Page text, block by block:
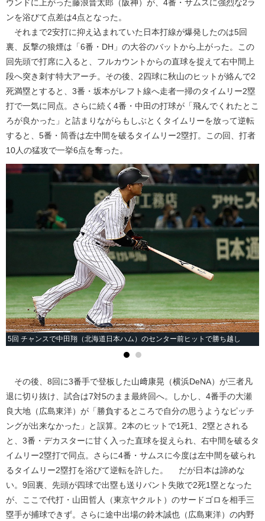
ウンドに上がった藤浪晋太郎（阪神）が、4番・サムスに強烈な2ラ
ンを浴びて点差は4点となった。
それまで2安打に抑え込まれていた日本打線が爆発したのは5回
裏、反撃の狼煙は「6番・DH」の大谷のバットから上がった。この
回先頭で打席に入ると、フルカウントからの直球を捉えて右中間上
段へ突き刺す特大アーチ。その後、2四球に秋山のヒットが絡んで2
死満塁とすると、3番・坂本がレフト線へ走者一掃のタイムリー2塁
打で一気に同点。さらに続く4番・中田の打球が「飛んでくれたとこ
ろが良かった」と詰まりながらもしぶとくタイムリーを放って逆転
すると、5番・筒香は左中間を破るタイムリー2塁打。この回、打者
10人の猛攻で一挙6点を奪った。
5回 チャンスで中田翔（北海道日本ハム）のセンター前ヒットで勝ち越し
その後、8回に3番手で登板した山﨑康晃（横浜DeNA）が三者凡
退に切り抜け、試合は7対5のまま最終回へ。しかし、4番手の大瀬
良大地（広島東洋）が「勝負するところで自分の思うようなピッチ
ングが出来なかった」と誤算。2本のヒットで1死1、2塁とされる
と、3番・デカスターに甘く入った直球を捉えられ、右中間を破るタ
イムリー2塁打で同点。さらに4番・サムスに今度は左中間を破られ
るタイムリー2塁打を浴びて逆転を許した。 だが日本は諦めな
い。9回裏、先頭が四球で出塁も送りバント失敗で2死1塁となった
が、ここで代打・山田哲人（東京ヤクルト）のサードゴロを相手三
塁手が捕球できず。さらに途中出場の鈴木誠也（広島東洋）の内野